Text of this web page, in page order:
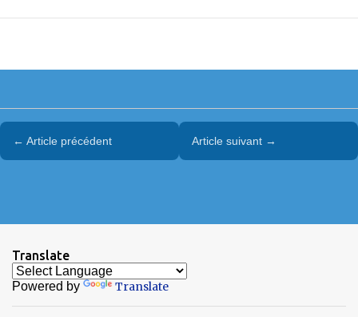
← Article précédent Article suivant →
Translate
Powered by Translate